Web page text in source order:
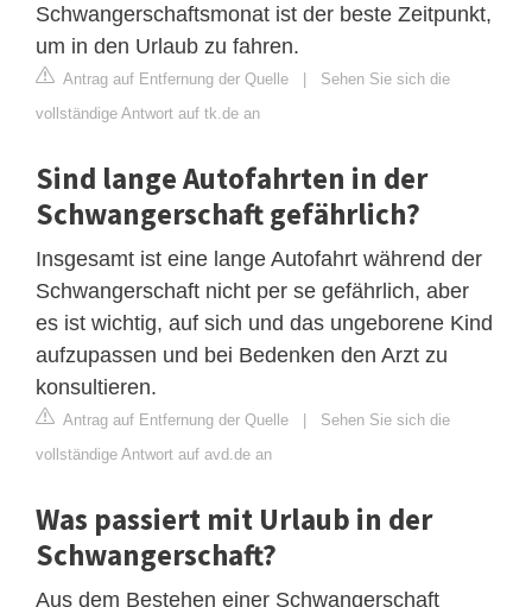
Schwangerschaftsmonat ist der beste Zeitpunkt,
um in den Urlaub zu fahren.
Antrag auf Entfernung der Quelle | Sehen Sie sich die
vollständige Antwort auf tk.de an
Sind lange Autofahrten in der
Schwangerschaft gefährlich?
Insgesamt ist eine lange Autofahrt während der
Schwangerschaft nicht per se gefährlich, aber
es ist wichtig, auf sich und das ungeborene Kind
aufzupassen und bei Bedenken den Arzt zu
konsultieren.
Antrag auf Entfernung der Quelle | Sehen Sie sich die
vollständige Antwort auf avd.de an
Was passiert mit Urlaub in der
Schwangerschaft?
Aus dem Bestehen einer Schwangerschaft